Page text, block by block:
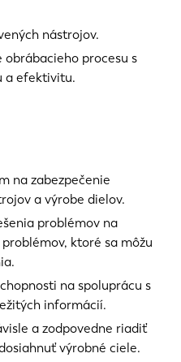
nástrojov.
procesu s
a efektivitu.
na zabezpečenie
a výrobe dielov.
problémov na
ktoré sa môžu
na spoluprácu s
informácií.
a zodpovedne riadiť
výrobné ciele.